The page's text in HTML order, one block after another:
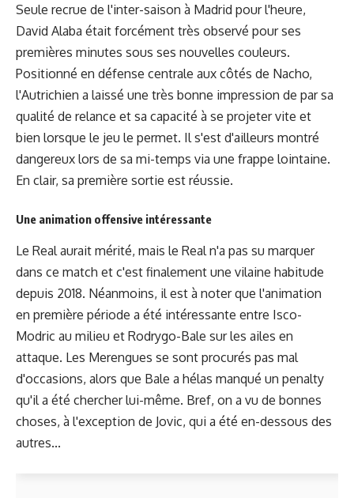
Seule recrue de l'inter-saison à Madrid pour l'heure,
David Alaba était forcément très observé pour ses
premières minutes sous ses nouvelles couleurs.
Positionné en défense centrale aux côtés de Nacho,
l'Autrichien a laissé une très bonne impression de par sa
qualité de relance et sa capacité à se projeter vite et
bien lorsque le jeu le permet. Il s'est d'ailleurs montré
dangereux lors de sa mi-temps via une frappe lointaine.
En clair, sa première sortie est réussie.
Une animation offensive intéressante
Le Real aurait mérité, mais le Real n'a pas su marquer
dans ce match et c'est finalement une vilaine habitude
depuis 2018. Néanmoins, il est à noter que l'animation
en première période a été intéressante entre Isco-
Modric au milieu et Rodrygo-Bale sur les ailes en
attaque. Les Merengues se sont procurés pas mal
d'occasions, alors que Bale a hélas manqué un penalty
qu'il a été chercher lui-même. Bref, on a vu de bonnes
choses, à l'exception de Jovic, qui a été en-dessous des
autres...